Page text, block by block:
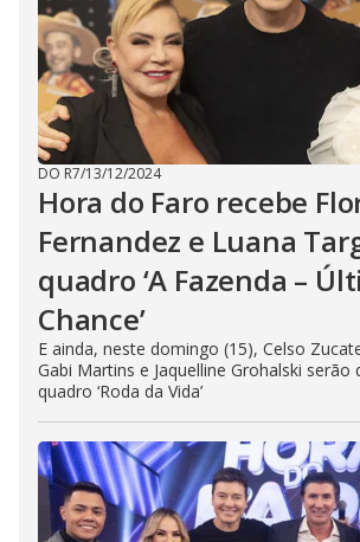
DO R7/13/12/2024
Hora do Faro recebe
Fernandez e Luana
quadro ‘A Fazenda –
Chance’
E ainda, neste domingo (15), Celso
Gabi Martins e Jaquelline Grohalski serão
quadro ‘Roda da Vida’